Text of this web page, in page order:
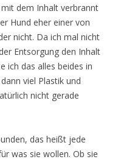
dem Inhalt verbrannt
Hund eher einer von
nicht. Da ich mal nicht
Entsorgung den Inhalt
ich das alles beides in
viel Plastik und
nicht gerade
das heißt jede
was sie wollen. Ob sie